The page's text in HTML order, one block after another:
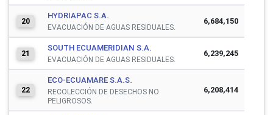
20
HYDRIAPAC S.A.
EVACUACIÓN DE AGUAS RESIDUALES.
6,684,150
21
SOUTH ECUAMERIDIAN S.A.
EVACUACIÓN DE AGUAS RESIDUALES.
6,239,245
22
ECO-ECUAMARE S.A.S.
RECOLECCIÓN DE DESECHOS NO
PELIGROSOS.
6,208,414